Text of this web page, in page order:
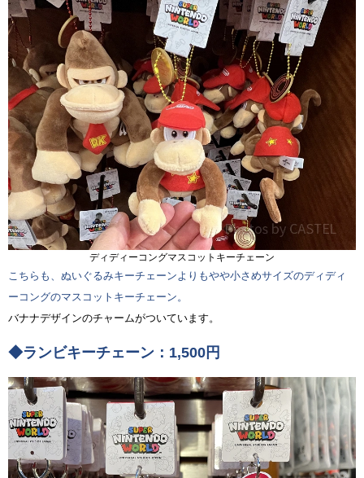
ディディーコングマスコットキーチェーン
こちらも、ぬいぐるみキーチェーンよりもやや小さめサイズのディディ
ーコングのマスコットキーチェーン。
バナナデザインのチャームがついています。
◆ランビキーチェーン：1,500円